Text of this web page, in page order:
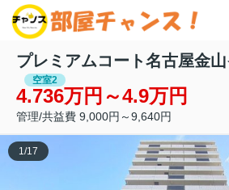
プレミアムコート名古屋金
空室2
4.736万円～4.9万円
管理/共益費 9,000円～9,640円
1/17